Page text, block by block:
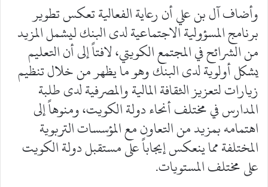
وأضاف آل بن علي أن رعاية الفعالية تعكس تطوير
برنامج المسؤولية الاجتماعية لدى البنك ليشمل المزيد
من الشرائح في المجتمع الكويتي، لافتاً إلى أن التعليم
يشكل أولوية لدى البنك وهو ما يظهر من خلال تنظيم
زيارات لتعزيز الثقافة المالية والمصرفية لدى طلبة
المدارس في مختلف أنحاء دولة الكويت، ومنوهاً إلى
اهتمامه بمزيد من التعاون مع المؤسسات التربوية
المختلفة مما ينعكس إيجاباً على مستقبل دولة الكويت
على مختلف المستويات.